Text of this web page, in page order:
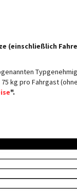
(einschließlich
kg pro Fahrgast
".